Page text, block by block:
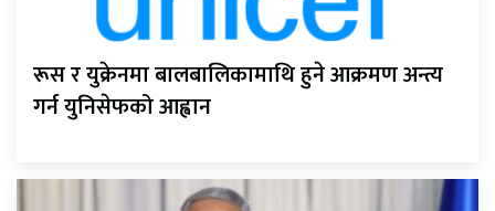
रूस र युक्रेनमा बालबालिकामाथि हुने आक्रमण अन्त्य
गर्न युनिसेफको आह्वान